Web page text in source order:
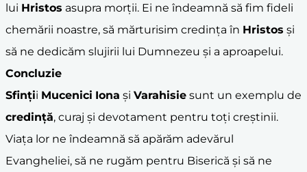
lui Hristos asupra morții. Ei ne îndeamnă să fim fideli
chemării noastre, să mărturisim credința în Hristos și
să ne dedicăm slujirii lui Dumnezeu și a aproapelui.
Concluzie
Sfinții Mucenici Iona și Varahisie sunt un exemplu de
credință, curaj și devotament pentru toți creștinii.
Viața lor ne îndeamnă să apărăm adevărul
Evangheliei, să ne rugăm pentru Biserică și să ne